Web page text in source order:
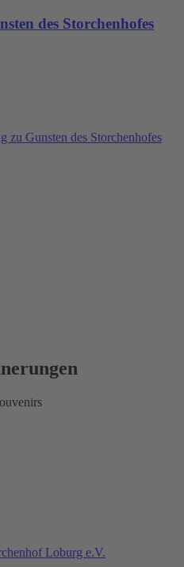
des Storchenhofes
zu Gunsten des Storchenhofes